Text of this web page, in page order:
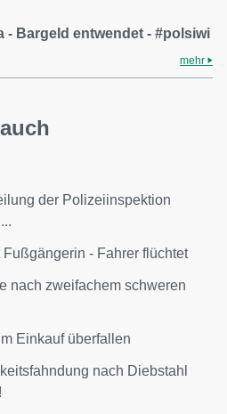
- Bargeld entwendet - #polsiwi
mehr
der Polizeiinspektion
- Fahrer flüchtet
nach zweifachem schweren
Einkauf überfallen
nach Diebstahl